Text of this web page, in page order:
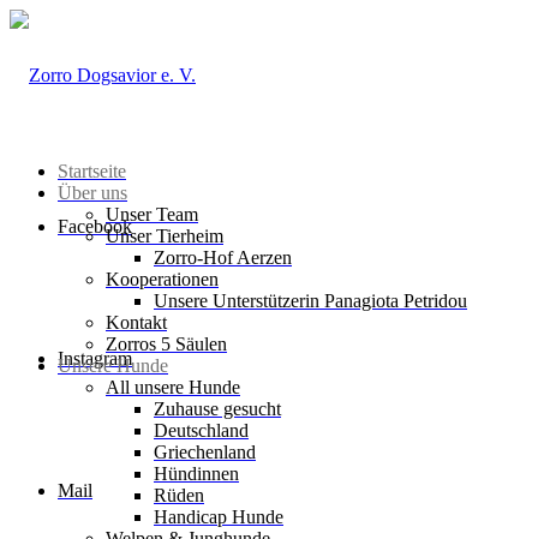
Facebook
Instagram
Mail
Startseite
Über uns
Unser Team
Unser Tierheim
Zorro-Hof Aerzen
Kooperationen
Unsere Unterstützerin Panagiota Petridou
Kontakt
Zorros 5 Säulen
Unsere Hunde
All unsere Hunde
Zuhause gesucht
Deutschland
Griechenland
Hündinnen
Rüden
Handicap Hunde